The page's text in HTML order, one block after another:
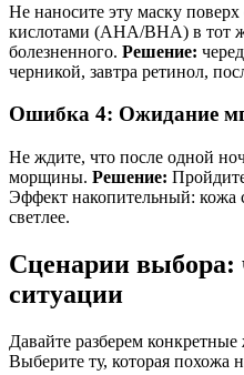
Не наносите эту маску
кислотами (AHA/BHA) в тот
болезненного. Решение:
черникой, завтра ретинол,
Ошибка 4: Ожидание
Не ждите, что после одной
морщины. Решение:
Эффект накопительный: кожа
светлее.
Сценарии выбора:
ситуации
Давайте разберем
Выберите ту, которая похожа